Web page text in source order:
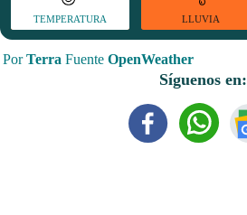
TEMPERATURA LLUVIA
PorTerra Fuente OpenWeather
Síguenos en: